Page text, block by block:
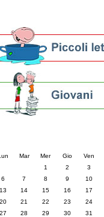
Mar Mer Gio Ven
1
2 3
6
7 8 9 10
13
14 15 16 17
20
21 22 23 24
27
28 29 30 31